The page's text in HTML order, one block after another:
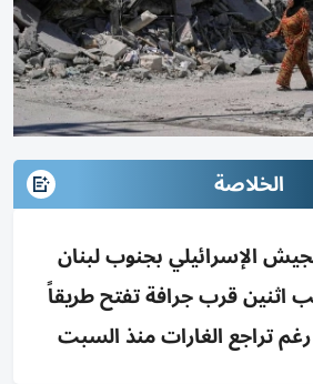
الخلاصة
الإسرائيلي بجنوب لبنان
اثنين قرب جرافة تفتح طريقاً
رغم تراجع الغارات منذ السبت